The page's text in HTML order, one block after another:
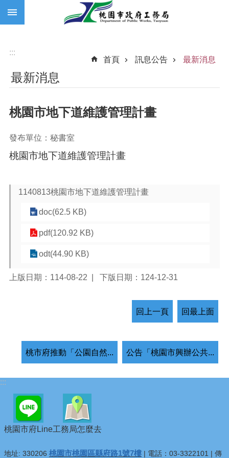
跳到主要內容區塊
:::
首頁
訊息公告 最新消息
最新消息
桃園市地下道維護管理計畫
發布單位：秘書室
桃園市地下道維護管理計畫
1140813桃園市地下道維護管理計畫
doc(62.5 KB)
pdf(120.92 KB)
odt(44.90 KB)
上版日期：114-08-22 下版日期：124-12-31
回上一頁 回最上面
桃市府推動「公園自然... 公告「桃園市興辦公共...
:::
桃園市府Line工務局怎麼去
地址: 330206 桃園市桃園區縣府路1號7樓 | 電話：03-3322101 | 傳